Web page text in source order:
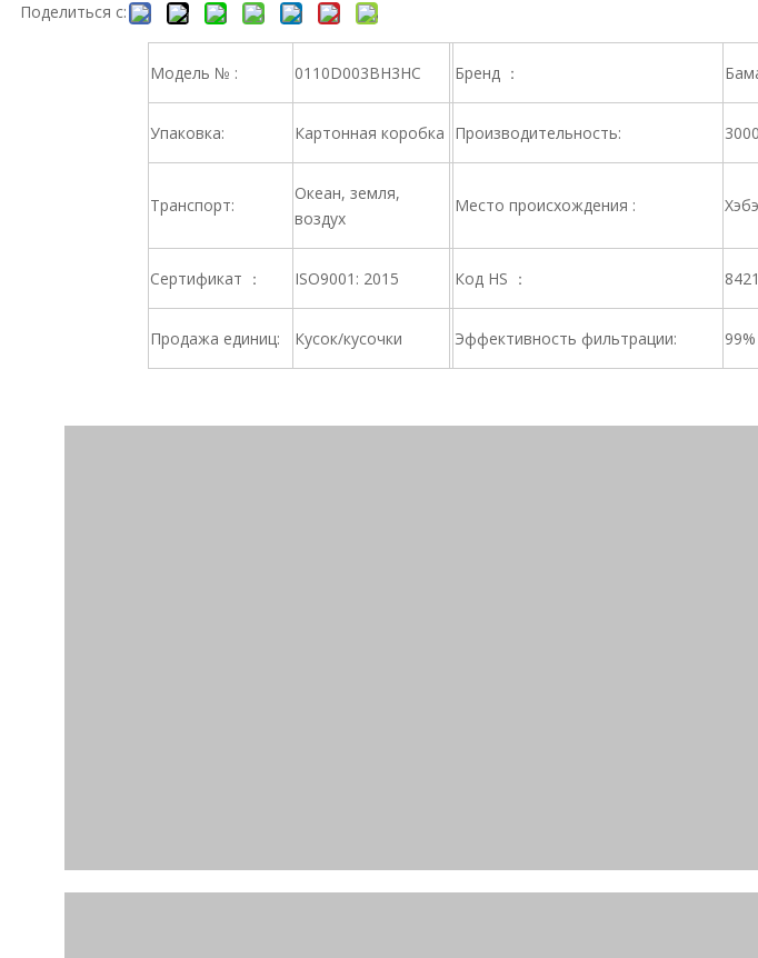
Поделиться с:
Модель № : 0110D003BH3HC Бренд ：
Упаковка: Картонная коробка Производительность:
Транспорт:
Океан, земля,
воздух
Место происхождения :
Сертификат ： ISO9001: 2015 Код HS ：
Продажа единиц: Кусок/кусочки Эффективность фильтрации: 99%